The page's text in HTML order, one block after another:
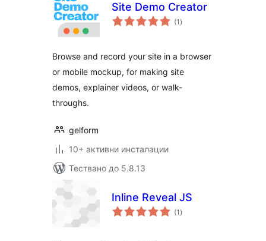
Site Demo Creator
(1 общо
оценки
)
Browse and record your site in a browser
or mobile mockup, for making site
demos, explainer videos, or walk-
throughs.
gelform
10+ активни инсталации
Тествано до 5.8.13
Inline Reveal JS
(1 общо
оценки
)